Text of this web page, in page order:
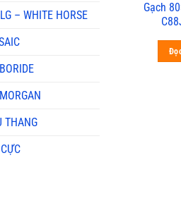
– WHITE HORSE
THANG
Gạch